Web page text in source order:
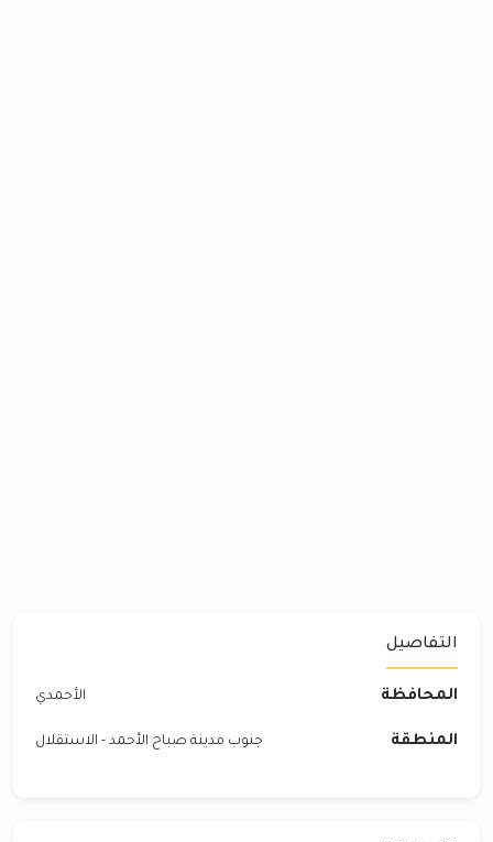
التفاصيل
المحافظة الأحمدي
المنطقة جنوب مدينة صباح الأحمد - الاستقلال